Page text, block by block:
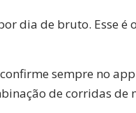
dia de bruto. Esse é
sempre no
de corridas de